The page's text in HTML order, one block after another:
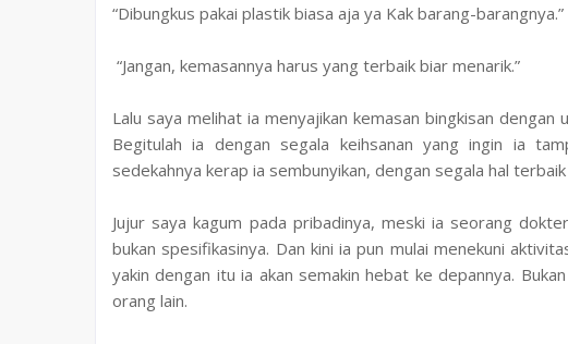
“Dibungkus pakai plastik biasa aja ya Kak barang-barangnya.”
“Jangan, kemasannya harus yang terbaik biar menarik.”
Lalu saya melihat ia menyajikan kemasan bingkisan dengan
Begitulah ia dengan segala keihsanan yang ingin ia
sedekahnya kerap ia sembunyikan, dengan segala hal
Jujur saya kagum pada pribadinya, meski ia seorang
bukan spesifikasinya. Dan kini ia pun mulai menekuni
yakin dengan itu ia akan semakin hebat ke depannya.
orang lain.